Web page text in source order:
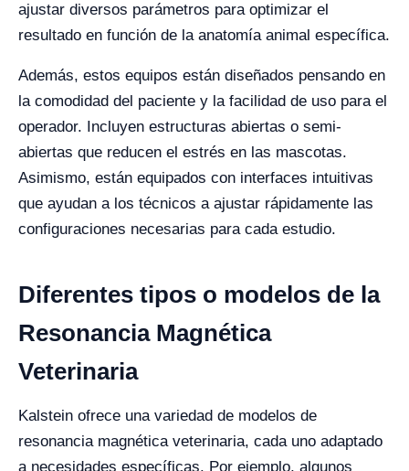
ajustar diversos parámetros para optimizar el
resultado en función de la anatomía animal específica.
Además, estos equipos están diseñados pensando en
la comodidad del paciente y la facilidad de uso para el
operador. Incluyen estructuras abiertas o semi-
abiertas que reducen el estrés en las mascotas.
Asimismo, están equipados con interfaces intuitivas
que ayudan a los técnicos a ajustar rápidamente las
configuraciones necesarias para cada estudio.
Diferentes tipos o modelos de la
Resonancia Magnética
Veterinaria
Kalstein ofrece una variedad de modelos de
resonancia magnética veterinaria, cada uno adaptado
a necesidades específicas. Por ejemplo, algunos